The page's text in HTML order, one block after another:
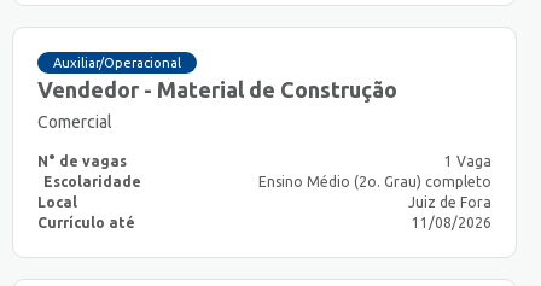
Auxiliar/Operacional
Vendedor - Material de Construção
Comercial
N° de vagas
1 Vaga
Escolaridade
Ensino Médio (2o. Grau) completo
Local
Juiz de Fora
Currículo até
11/08/2026